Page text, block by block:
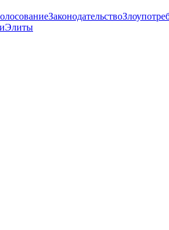
Законодательство
Элиты